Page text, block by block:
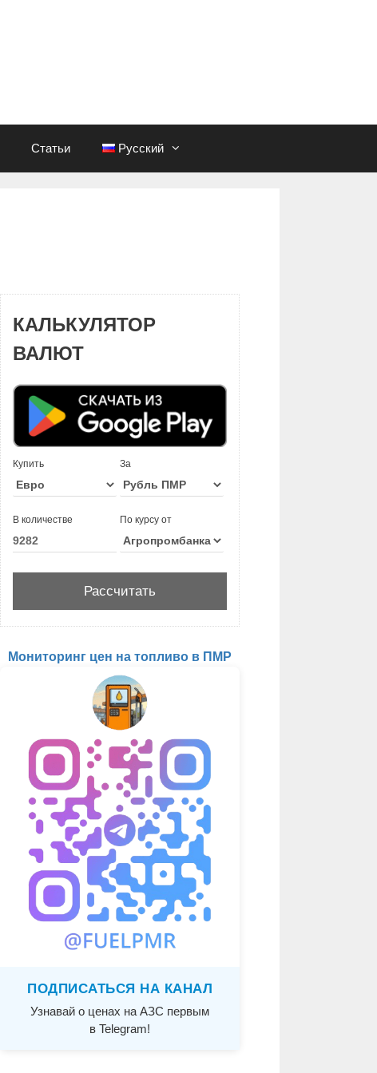
Статьи Русский
КАЛЬКУЛЯТОР
ВАЛЮТ
Купить За
В количестве По курсу от
Мониторинг цен на топливо в ПМР
ПОДПИСАТЬСЯ НА КАНАЛ
Узнавай о ценах на АЗС первым
в Telegram!